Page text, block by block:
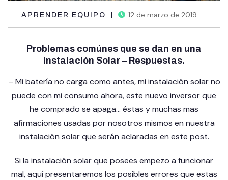
APRENDER EQUIPO 12 de marzo de 2019
Problemas comúnes que se dan en una
instalación Solar – Respuestas.
– Mi batería no carga como antes, mi instalación solar no
puede con mi consumo ahora, este nuevo inversor que
he comprado se apaga… éstas y muchas mas
afirmaciones usadas por nosotros mismos en nuestra
instalación solar que serán aclaradas en este post.
Si la instalación solar que posees empezo a funcionar
mal, aquí presentaremos los posibles errores que estas